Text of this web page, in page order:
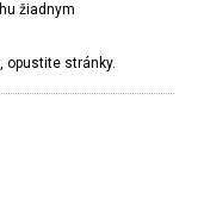
žiadnym
opustite stránky.